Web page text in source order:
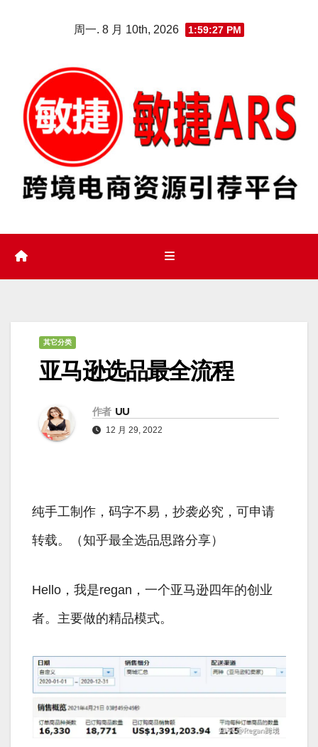
周一. 8 月 10th, 2026 1:59:29 PM
其它分类
亚马逊选品最全流程
作者 UU
12 月 29, 2022
纯手工制作，码字不易，抄袭必究，可申请
转载。（知乎最全选品思路分享）
Hello，我是regan，一个亚马逊四年的创业
者。主要做的精品模式。